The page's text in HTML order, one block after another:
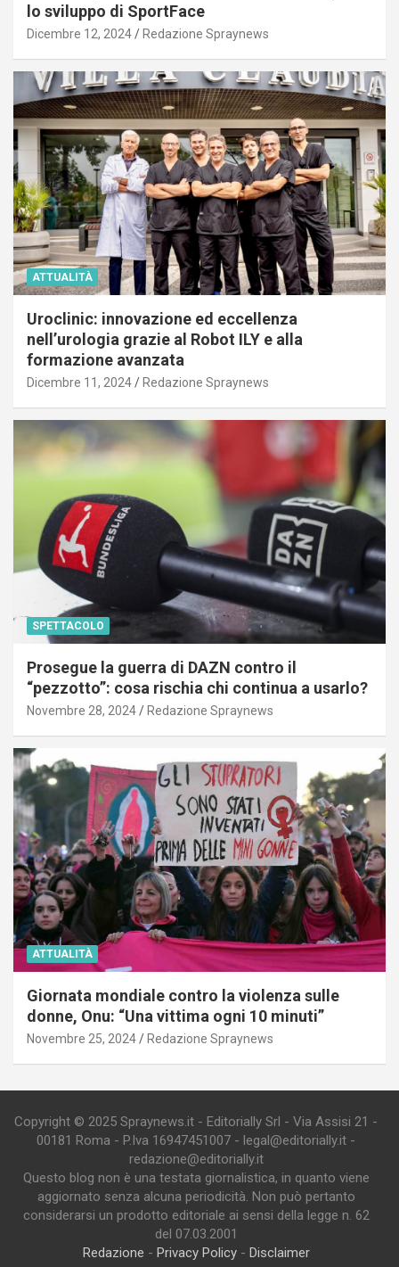
lo sviluppo di SportFace
Dicembre 12, 2024 Redazione Spraynews
ATTUALITÀ
Uroclinic: innovazione ed eccellenza
nell’urologia grazie al Robot ILY e alla
formazione avanzata
Dicembre 11, 2024 Redazione Spraynews
SPETTACOLO
Prosegue la guerra di DAZN contro il
“pezzotto”: cosa rischia chi continua a usarlo?
Novembre 28, 2024 Redazione Spraynews
ATTUALITÀ
Giornata mondiale contro la violenza sulle
donne, Onu: “Una vittima ogni 10 minuti”
Novembre 25, 2024 Redazione Spraynews
Copyright © 2025 Spraynews.it - Editorially Srl - Via Assisi 21 -
00181 Roma - P.Iva 16947451007 - legal@editorially.it -
redazione@editorially.it
Questo blog non è una testata giornalistica, in quanto viene
aggiornato senza alcuna periodicità. Non può pertanto
considerarsi un prodotto editoriale ai sensi della legge n. 62
del 07.03.2001
Redazione - Privacy Policy- Disclaimer